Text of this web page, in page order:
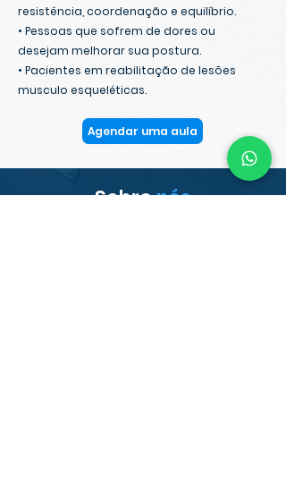
resistência, coordenação e equilíbrio.
• Pessoas que sofrem de dores ou
desejam melhorar sua postura.
• Pacientes em reabilitação de lesões
musculo esqueléticas.
Agendar uma aula
Sobrenós